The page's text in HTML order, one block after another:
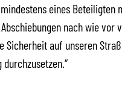
eines
nach wie vor
auf unseren